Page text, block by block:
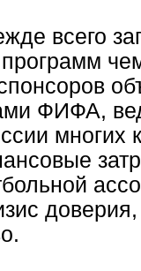
всего
ФИФА,
многих